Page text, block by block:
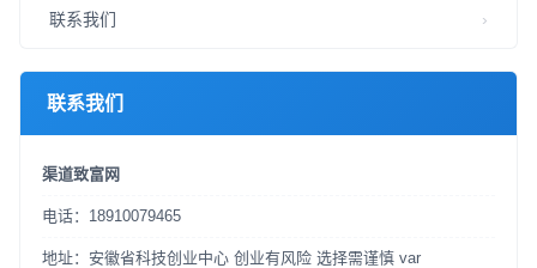
联系我们
联系我们
渠道致富网
电话：18910079465
地址：安徽省科技创业中心 创业有风险 选择需谨慎 var